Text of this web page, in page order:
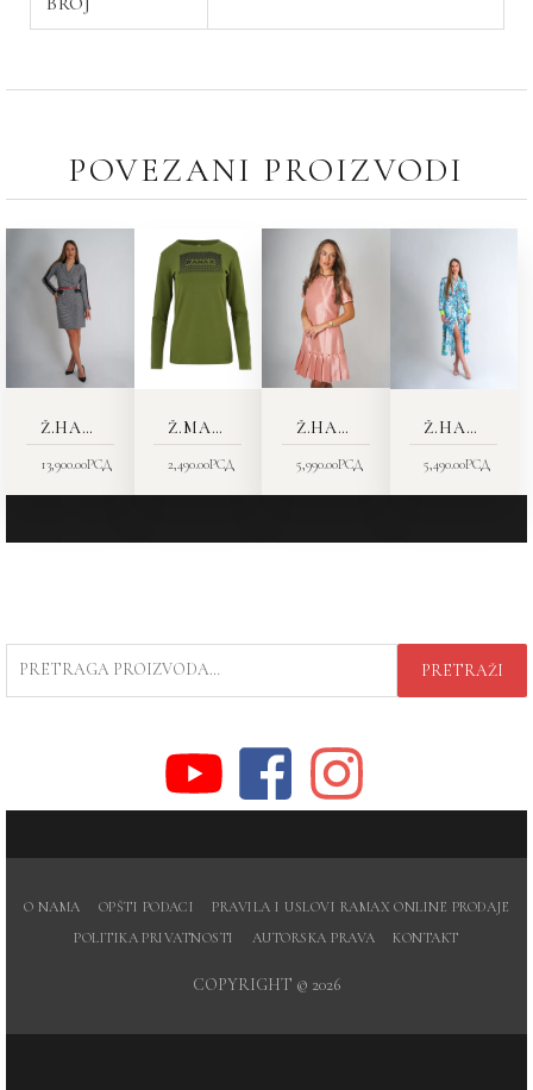
POVEZANI PROIZVODI
Ž.HALJINA 4422-07
13,900.00РСД
Ž.MAJICA 8559 C
2,490.00РСД
Ž.HALJINA 4428-64
5,990.00РСД
Ž.HALJINA 4437-32
5,490.00РСД
ZA:
PRETRAŽI
O NAMA OPŠTI PODACI
PRAVILA I USLOVI RAMAX ONLINE PRODAJE
POLITIKA PRIVATNOSTI
AUTORSKA PRAVA KONTAKT
COPYRIGHT © 2026